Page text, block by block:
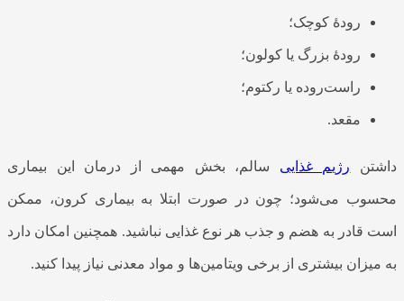
رودۀ کوچک؛
رودۀ بزرگ یا کولون؛
راست‌روده یا رکتوم؛
مقعد.
داشتن رژیم غذایی سالم، بخش مهمی از درمان این بیماری
محسوب می‌شود؛ چون در صورت ابتلا به بیماری کرون، ممکن
است قادر به هضم و جذب هر نوع غذایی نباشید. همچنین امکان دارد
به میزان بیشتری از برخی ویتامین‌ها و مواد معدنی نیاز پیدا کنید.